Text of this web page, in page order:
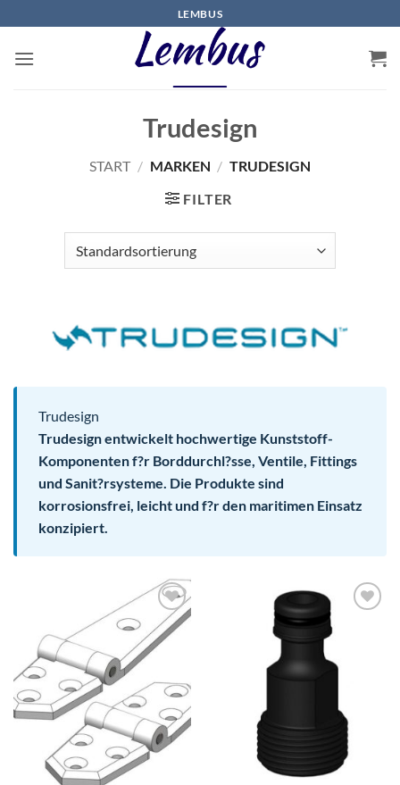
Inhalt
springen
LEMBUS
Trudesign
START / MARKEN / TRUDESIGN
FILTER
Trudesign
Trudesign entwickelt hochwertige Kunststoff-
Komponenten f?r Borddurchl?sse, Ventile, Fittings
und Sanit?rsysteme. Die Produkte sind
korrosionsfrei, leicht und f?r den maritimen Einsatz
konzipiert.